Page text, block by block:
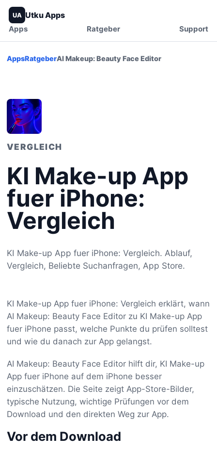
UA Utku Apps
Apps Ratgeber Support
AppsRatgeberAI Makeup: Beauty Face Editor
VERGLEICH
KI Make-up App
fuer iPhone:
Vergleich
KI Make-up App fuer iPhone: Vergleich. Ablauf,
Vergleich, Beliebte Suchanfragen, App Store.
KI Make-up App fuer iPhone: Vergleich erklärt, wann
AI Makeup: Beauty Face Editor zu KI Make-up App
fuer iPhone passt, welche Punkte du prüfen solltest
und wie du danach zur App gelangst.
AI Makeup: Beauty Face Editor hilft dir, KI Make-up
App fuer iPhone auf dem iPhone besser
einzuschätzen. Die Seite zeigt App-Store-Bilder,
typische Nutzung, wichtige Prüfungen vor dem
Download und den direkten Weg zur App.
Vor dem Download